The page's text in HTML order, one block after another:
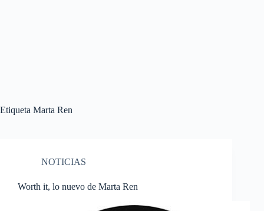
Etiqueta Marta Ren
NOTICIAS
Worth it, lo nuevo de Marta Ren